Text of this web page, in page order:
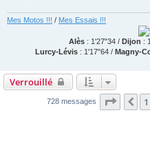
Mes Motos !!! / Mes Essais !!!
Alès : 1'27"34 / Dijon :
Lurcy-Lévis : 1'17"64 / Magny-
Verrouillé
728 messages Page 491